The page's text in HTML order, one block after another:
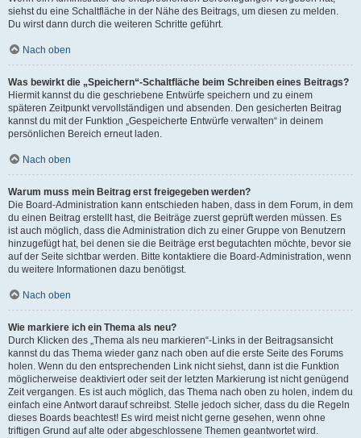
siehst du eine Schaltfläche in der Nähe des Beitrags, um diesen zu melden.
Du wirst dann durch die weiteren Schritte geführt.
Nach oben
Was bewirkt die „Speichern“-Schaltfläche beim Schreiben eines Beitrags?
Hiermit kannst du die geschriebene Entwürfe speichern und zu einem
späteren Zeitpunkt vervollständigen und absenden. Den gesicherten Beitrag
kannst du mit der Funktion „Gespeicherte Entwürfe verwalten“ in deinem
persönlichen Bereich erneut laden.
Nach oben
Warum muss mein Beitrag erst freigegeben werden?
Die Board-Administration kann entschieden haben, dass in dem Forum, in dem
du einen Beitrag erstellt hast, die Beiträge zuerst geprüft werden müssen. Es
ist auch möglich, dass die Administration dich zu einer Gruppe von Benutzern
hinzugefügt hat, bei denen sie die Beiträge erst begutachten möchte, bevor sie
auf der Seite sichtbar werden. Bitte kontaktiere die Board-Administration, wenn
du weitere Informationen dazu benötigst.
Nach oben
Wie markiere ich ein Thema als neu?
Durch Klicken des „Thema als neu markieren“-Links in der Beitragsansicht
kannst du das Thema wieder ganz nach oben auf die erste Seite des Forums
holen. Wenn du den entsprechenden Link nicht siehst, dann ist die Funktion
möglicherweise deaktiviert oder seit der letzten Markierung ist nicht genügend
Zeit vergangen. Es ist auch möglich, das Thema nach oben zu holen, indem du
einfach eine Antwort darauf schreibst. Stelle jedoch sicher, dass du die Regeln
dieses Boards beachtest! Es wird meist nicht gerne gesehen, wenn ohne
triftigen Grund auf alte oder abgeschlossene Themen geantwortet wird.